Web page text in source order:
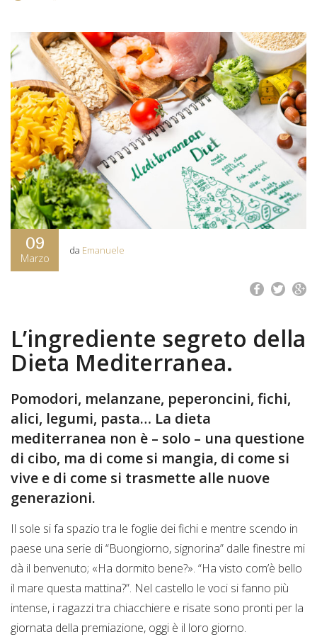
09
Marzo
da Emanuele
L’ingrediente segreto della
Dieta Mediterranea.
Pomodori, melanzane, peperoncini, fichi,
alici, legumi, pasta… La dieta
mediterranea non è – solo – una questione
di cibo, ma di come si mangia, di come si
vive e di come si trasmette alle nuove
generazioni.
Il sole si fa spazio tra le foglie dei fichi e mentre scendo in
paese una serie di “Buongiorno, signorina” dalle finestre mi
dà il benvenuto; «Ha dormito bene?». “Ha visto com’è bello
il mare questa mattina?”. Nel castello le voci si fanno più
intense, i ragazzi tra chiacchiere e risate sono pronti per la
giornata della premiazione, oggi è il loro giorno.